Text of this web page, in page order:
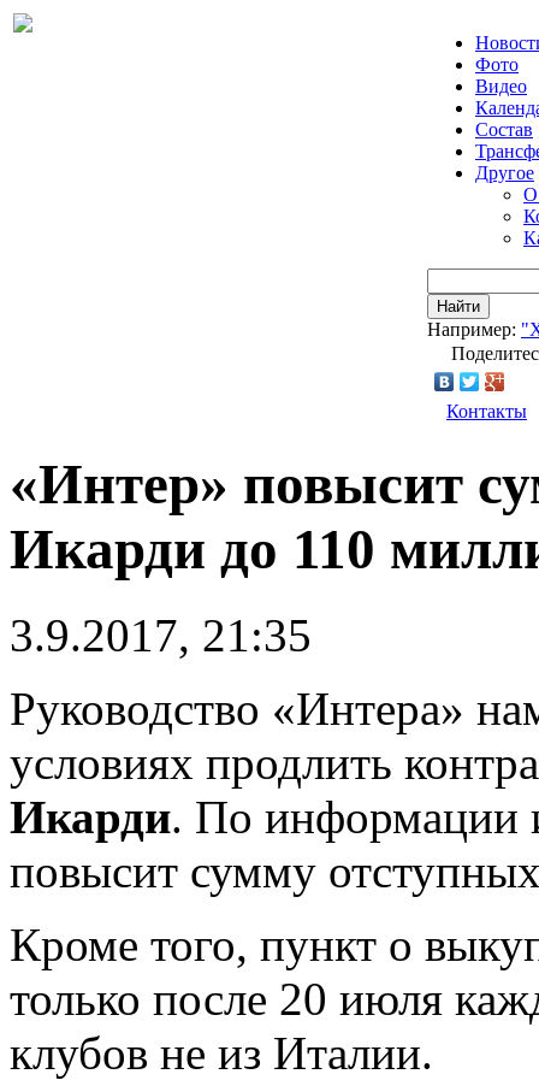
Фото
Видео
Состав
Другое
О
Найти
Например:
Контакты
«Интер» повысит
Икарди до 110
3.9.2017, 21:35
Руководство «Интера»
условиях продлить
Икарди. По информации
повысит сумму
Кроме того, пункт о
только после 20 июля
клубов не из Италии.